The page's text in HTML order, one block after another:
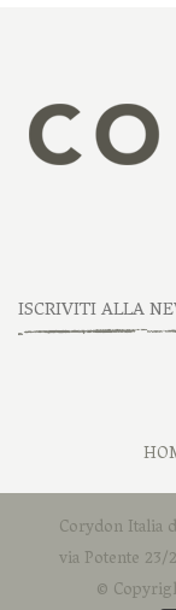
Corydon Italia
via Potente
©